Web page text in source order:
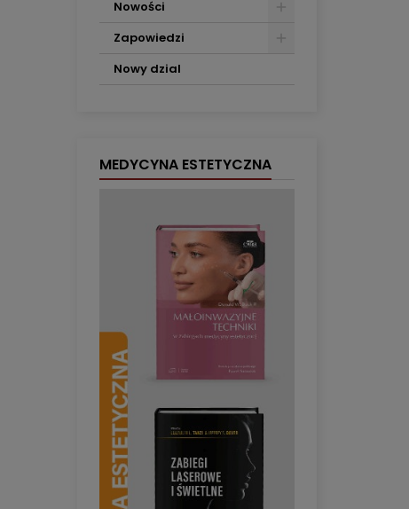
Nowości
Zapowiedzi
Nowy dzial
MEDYCYNA ESTETYCZNA